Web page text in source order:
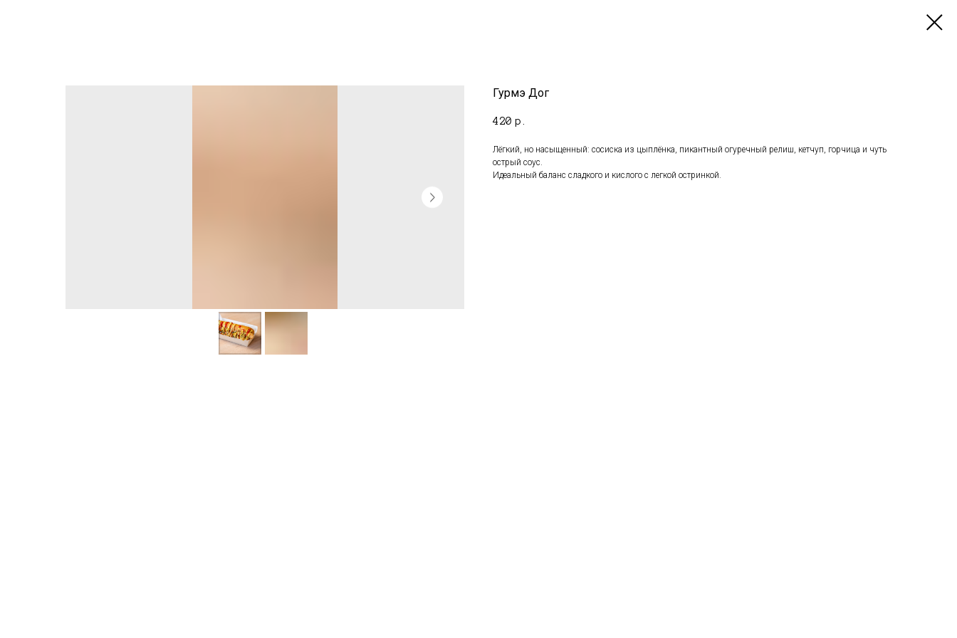
Гурмэ Дог
420 р.
Лёгкий, но насыщенный: сосиска из цыплёнка, пикантный огуречный релиш, кетчуп, горчица и чуть
острый соус.
Идеальный баланс сладкого и кислого с легкой остринкой.